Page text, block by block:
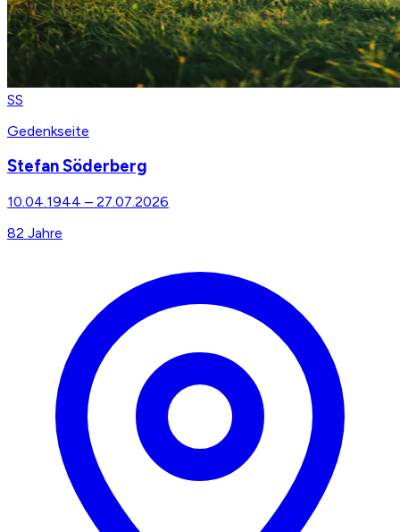
SS
Gedenkseite
Stefan Söderberg
10.04.1944 – 27.07.2026
82 Jahre